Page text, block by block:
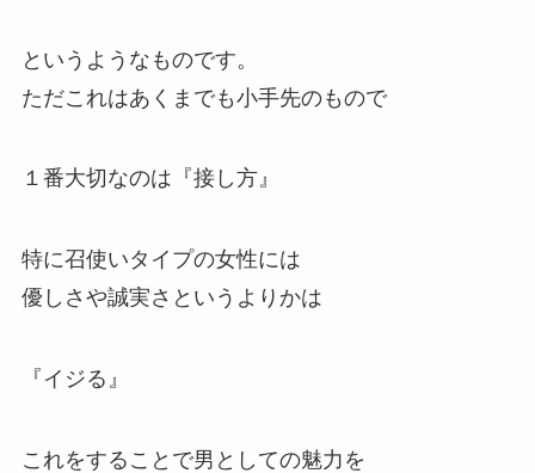
というようなものです。
ただこれはあくまでも小手先のもので
１番大切なのは『接し方』
特に召使いタイプの女性には
優しさや誠実さというよりかは
『イジる』
これをすることで男としての魅力を